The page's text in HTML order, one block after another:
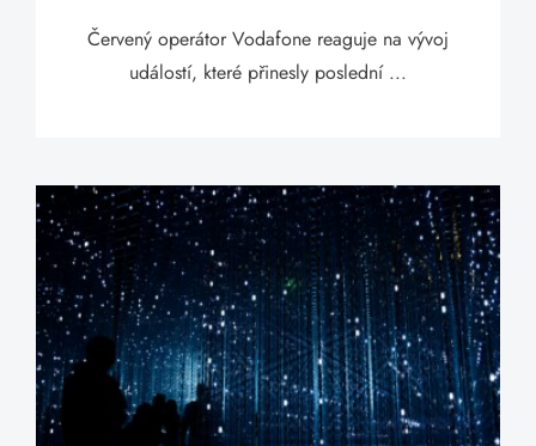
Červený operátor Vodafone reaguje na vývoj
událostí, které přinesly poslední ...